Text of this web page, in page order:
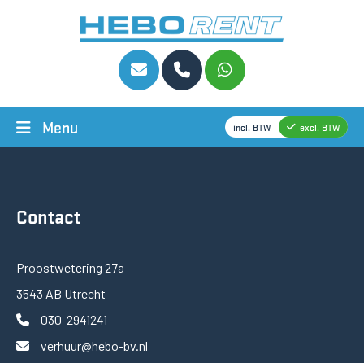
Menu incl. BTW excl. BTW
Contact
Proostwetering 27a
3543 AB Utrecht
030-2941241
verhuur@hebo-bv.nl